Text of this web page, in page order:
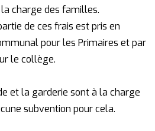
charge des familles.
de ces frais est pris en
pour les Primaires et par
le collège.
et la garderie sont à la charge
subvention pour cela.